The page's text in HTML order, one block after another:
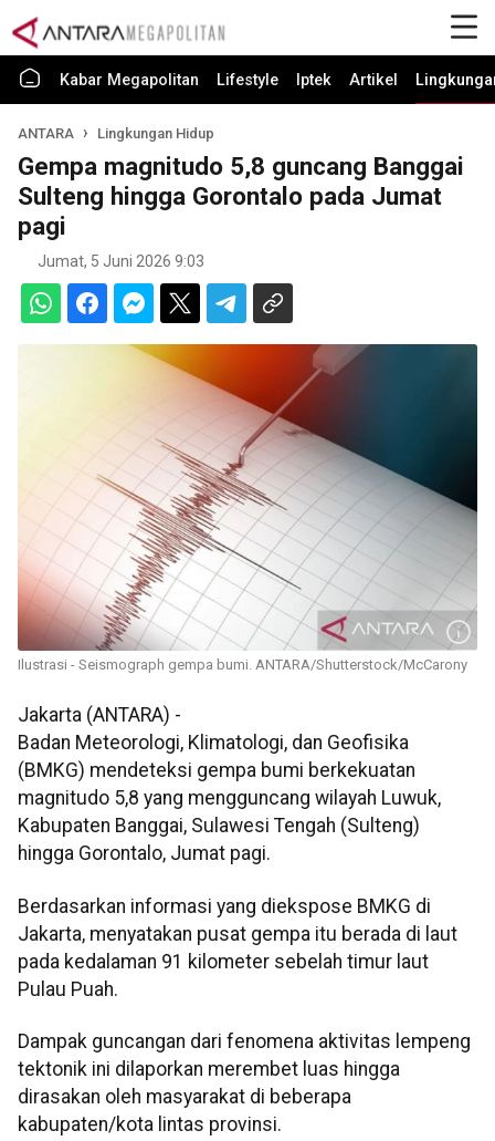
Kabar Megapolitan Lifestyle Iptek Artikel
ANTARA Lingkungan Hidup
Gempa magnitudo 5,8 guncang Banggai
Sulteng hingga Gorontalo pada Jumat
pagi
Jumat, 5 Juni 2026 9:03
Ilustrasi - Seismograph gempa bumi. ANTARA/Shutterstock/McCarony
Jakarta (ANTARA) -
Badan Meteorologi, Klimatologi, dan Geofisika
(BMKG) mendeteksi gempa bumi berkekuatan
magnitudo 5,8 yang mengguncang wilayah Luwuk,
Kabupaten Banggai, Sulawesi Tengah (Sulteng)
hingga Gorontalo, Jumat pagi.
Berdasarkan informasi yang diekspose BMKG di
Jakarta, menyatakan pusat gempa itu berada di laut
pada kedalaman 91 kilometer sebelah timur laut
Pulau Puah.
Dampak guncangan dari fenomena aktivitas lempeng
tektonik ini dilaporkan merembet luas hingga
dirasakan oleh masyarakat di beberapa
kabupaten/kota lintas provinsi.